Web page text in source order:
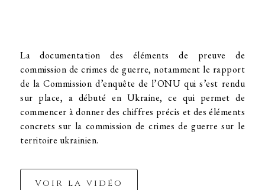
La documentation des éléments de preuve de
commission de crimes de guerre, notamment le rapport
de la Commission d’enquête de l’ONU qui s’est rendu
sur place, a débuté en Ukraine, ce qui permet de
commencer à donner des chiffres précis et des éléments
concrets sur la commission de crimes de guerre sur le
territoire ukrainien.
Voir la vidéo